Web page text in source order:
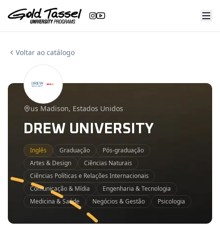
para
o
para
o
Voltar ao catálogo
us Madison, Estados Unidos
DREW UNIVERSITY
Inglês Graduação
Pós-graduação
Artes & Design
Ciências Naturais
Ciências Políticas e Relações Internacionais
Comunicação & Mídia
Engenharia & Tecnologia
Medicina & Saúde
Negócios & Gestão Psicologia